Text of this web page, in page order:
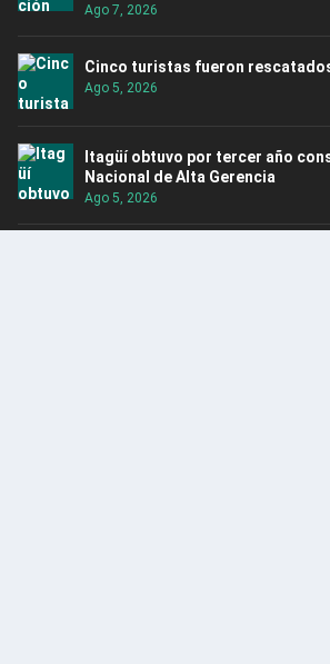
Ago 7, 2026
Cinco turistas fueron
Ago 5, 2026
Itagüí obtuvo por tercer año
Nacional de Alta Gerencia
Ago 5, 2026